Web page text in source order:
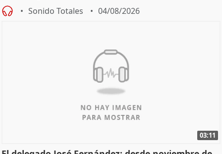
Sonido Totales 04/08/2026
03:11